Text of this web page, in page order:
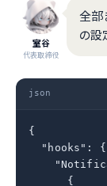
室谷
代表取締役
全部
の設
json
{
  "hooks": {
      {